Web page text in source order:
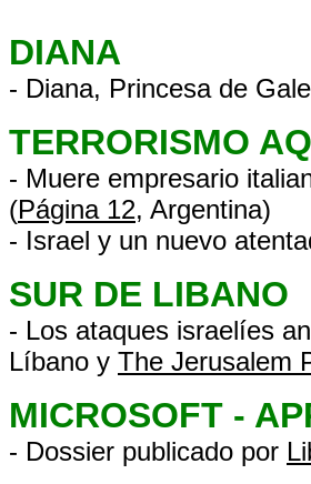
DIANA
- Diana, Princesa de
TERRORISMO
- Muere empresario
(Página 12, Argentina)
- Israel y un nuevo
SUR DE LIBANO
- Los ataques israelíes
Líbano y The Jerusalem
MICROSOFT -
- Dossier publicado por